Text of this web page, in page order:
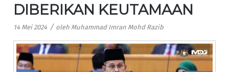
DIBERIKAN KEUTAMAAN
14 Mei 2024 / oleh Muhammad Imran Mohd Razib